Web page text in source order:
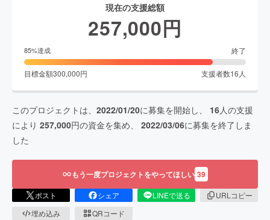
現在の支援総額
257,000円
85%達成 終了
目標金額300,000円 支援者数16 人
このプロジェクトは、 2022/01/20に募集を開始し、 16人の支援
により 257,000円の資金を集め、 2022/03/06に募集を終了しま
した
もう一度プロジェクトをやってほしい 39
ポスト シェア LINEで送る
URLコピー
埋め込み
QRコード